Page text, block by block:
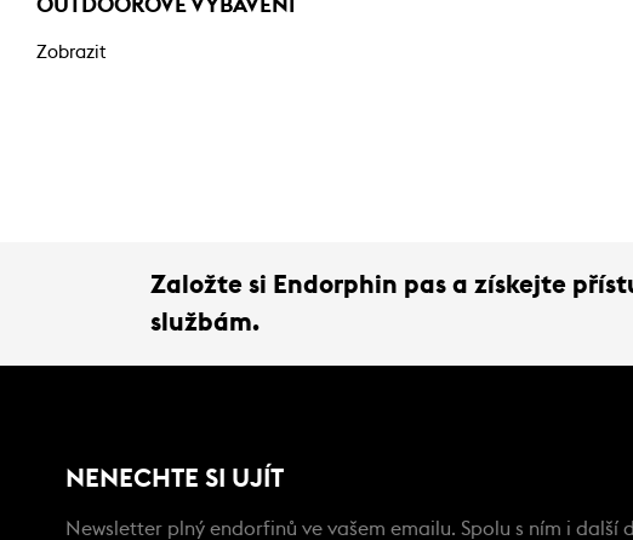
Zobrazit
Založte si Endorphin pas a získejte
službám.
NENECHTE SI UJÍT
Newsletter plný endorfinů ve vašem emailu. Spolu s ním i další